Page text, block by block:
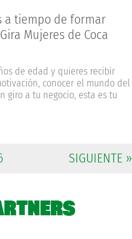
a tiempo de formar
Mujeres de Coca
de edad y quieres recibir
conocer el mundo del
giro a tu negocio, esta es tu
SIGUIENTE »